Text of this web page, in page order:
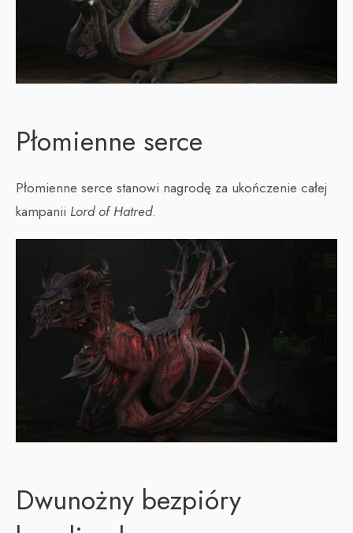
Płomienne serce
Płomienne serce stanowi nagrodę za ukończenie całej
kampanii Lord of Hatred.
Dwunożny bezpióry